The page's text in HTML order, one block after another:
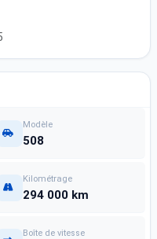
Modèle
508
Kilométrage
294 000 km
Boîte de vitesse